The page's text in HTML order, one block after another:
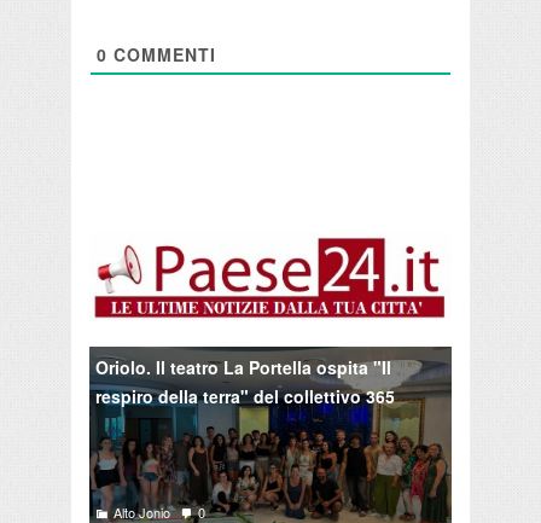
0 COMMENTI
Oriolo. Il teatro La Portella ospita "Il
respiro della terra" del collettivo 365
Alto Jonio 0